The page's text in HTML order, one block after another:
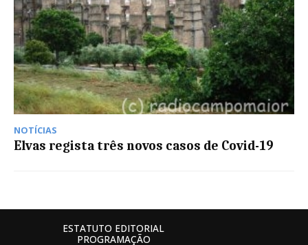
NOTÍCIAS
Elvas regista três novos casos de Covid-19
ESTATUTO EDITORIAL
PROGRAMAÇÃO